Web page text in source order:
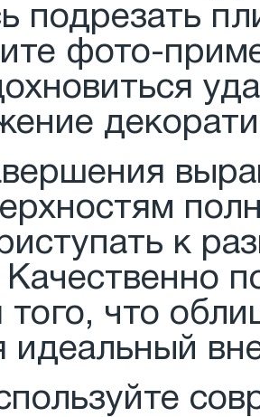
подрезать
фото-
к
Качественно
того, что
идеальный